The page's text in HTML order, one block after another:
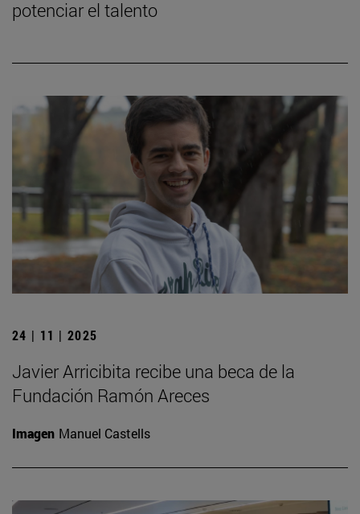
potenciar el talento
24 | 11 | 2025
Javier Arricibita recibe una beca de la
Fundación Ramón Areces
Imagen Manuel Castells